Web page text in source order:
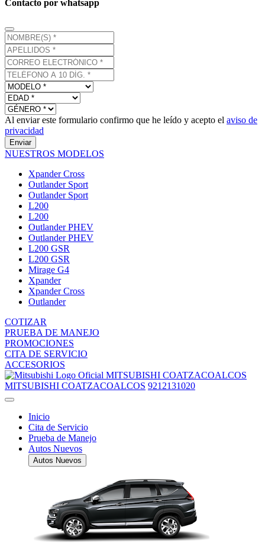
Contacto por whatsapp
Al enviar este formulario confirmo que he leído y acepto el aviso de
privacidad
Enviar
NUESTROS MODELOS
Xpander Cross
Outlander Sport
Outlander Sport
L200
L200
Outlander PHEV
Outlander PHEV
L200 GSR
L200 GSR
Mirage G4
Xpander
Xpander Cross
Outlander
COTIZAR
PRUEBA DE MANEJO
PROMOCIONES
CITA DE SERVICIO
ACCESORIOS
MITSUBISHI COATZACOALCOS
MITSUBISHI COATZACOALCOS 9212131020
Inicio
Cita de Servicio
Prueba de Manejo
Autos Nuevos
Autos Nuevos